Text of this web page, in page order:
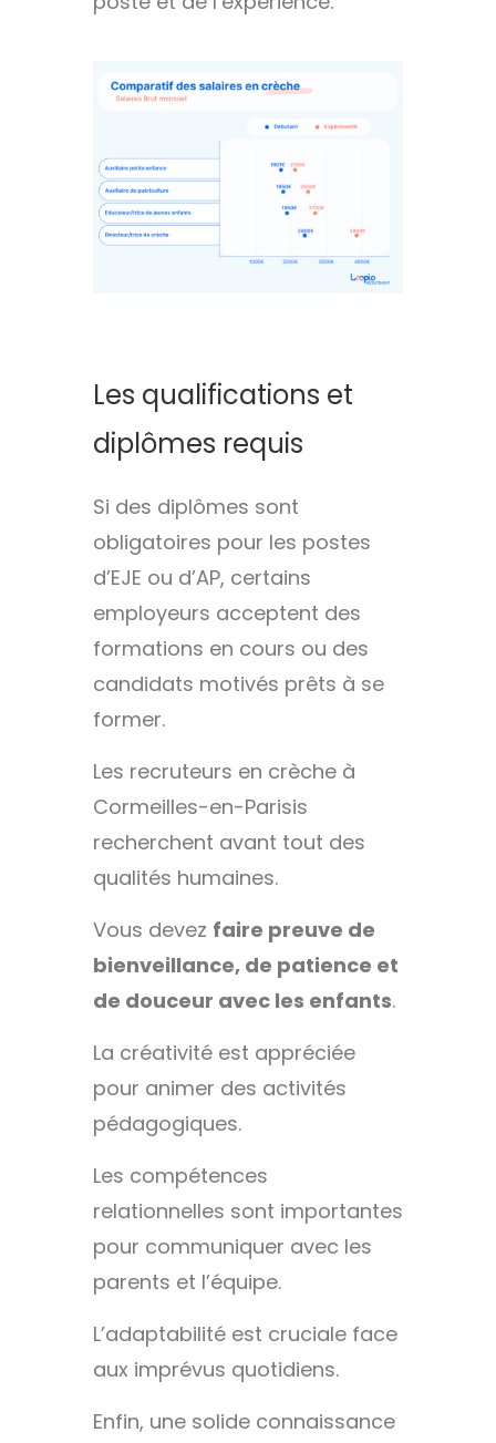
Les qualifications et
diplômes requis
Si des diplômes sont
obligatoires pour les postes
d’EJE ou d’AP, certains
employeurs acceptent des
formations en cours ou des
candidats motivés prêts à se
former.
Les recruteurs en crèche à
Cormeilles-en-Parisis
recherchent avant tout des
qualités humaines.
Vous devez faire preuve de
bienveillance, de patience et
de douceur avec les enfants.
La créativité est appréciée
pour animer des activités
pédagogiques.
Les compétences
relationnelles sont importantes
pour communiquer avec les
parents et l’équipe.
L’adaptabilité est cruciale face
aux imprévus quotidiens.
Enfin, une solide connaissance